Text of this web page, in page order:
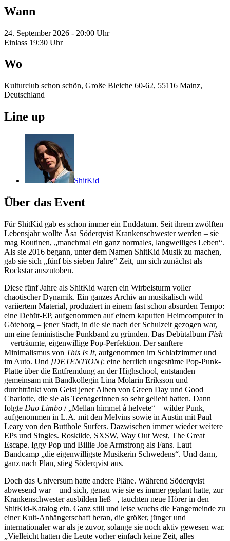
Wann
24. September 2026 - 20:00 Uhr
Einlass 19:30 Uhr
Wo
Kulturclub schon schön, Große Bleiche 60-62, 55116 Mainz,
Deutschland
Line up
ShitKid
Über das Event
Für ShitKid gab es schon immer ein Enddatum. Seit ihrem zwölften
Lebensjahr wollte Åsa Söderqvist Krankenschwester werden – sie
mag Routinen, „manchmal ein ganz normales, langweiliges Leben“.
Als sie 2016 begann, unter dem Namen ShitKid Musik zu machen,
gab sie sich „fünf bis sieben Jahre“ Zeit, um sich zunächst als
Rockstar auszutoben.
Diese fünf Jahre als ShitKid waren ein Wirbelsturm voller
chaotischer Dynamik. Ein ganzes Archiv an musikalisch wild
variiertem Material, produziert in einem fast schon absurden Tempo:
eine Debüt-EP, aufgenommen auf einem kaputten Heimcomputer in
Göteborg – jener Stadt, in die sie nach der Schulzeit gezogen war,
um eine feministische Punkband zu gründen. Das Debütalbum Fish
– verträumte, eigenwillige Pop-Perfektion. Der sanftere
Minimalismus von This Is It, aufgenommen im Schlafzimmer und
im Auto. Und [DETENTION]: eine herrlich ungestüme Pop-Punk-
Platte über die Entfremdung an der Highschool, entstanden
gemeinsam mit Bandkollegin Lina Molarin Eriksson und
durchtränkt vom Geist jener Alben von Green Day und Good
Charlotte, die sie als Teenagerinnen so sehr geliebt hatten. Dann
folgte Duo Limbo / „Mellan himmel å helvete“ – wilder Punk,
aufgenommen in L.A. mit den Melvins sowie in Austin mit Paul
Leary von den Butthole Surfers. Dazwischen immer wieder weitere
EPs und Singles. Roskilde, SXSW, Way Out West, The Great
Escape. Iggy Pop und Billie Joe Armstrong als Fans. Laut
Bandcamp „die eigenwilligste Musikerin Schwedens“. Und dann,
ganz nach Plan, stieg Söderqvist aus.
Doch das Universum hatte andere Pläne. Während Söderqvist
abwesend war – und sich, genau wie sie es immer geplant hatte, zur
Krankenschwester ausbilden ließ –, tauchten neue Hörer in den
ShitKid-Katalog ein. Ganz still und leise wuchs die Fangemeinde zu
einer Kult-Anhängerschaft heran, die größer, jünger und
internationaler war als je zuvor, solange sie noch aktiv gewesen war.
„Vielleicht hatten die Leute vorher einfach keine Zeit, alles